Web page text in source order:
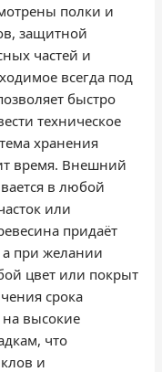
полки и
защитной
частей и
всегда под
быстро
техническое
хранения
время. Внешний
в любой
или
придаёт
а при желании
цвет или покрыт
срока
на высокие
что
и